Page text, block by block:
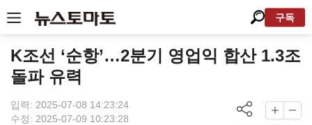
구독
K조선 ‘순항’…2분기 영업익 합산 1.3조
돌파 유력
입력: 2025-07-08 14:23:24
수정: 2025-07-09 10:23:28